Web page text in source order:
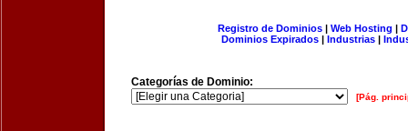
Registro de Dominios| Web Hosting |
Dominios Expirados | Industrias |
Categorías de Dominio:
[Pág.